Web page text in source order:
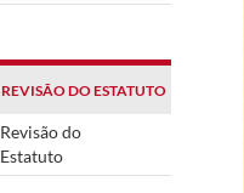
REVISÃO DO ESTATUTO
Revisão do
Estatuto